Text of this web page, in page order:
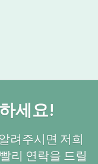
세요!
려주시면 저희
리 연락을 드릴